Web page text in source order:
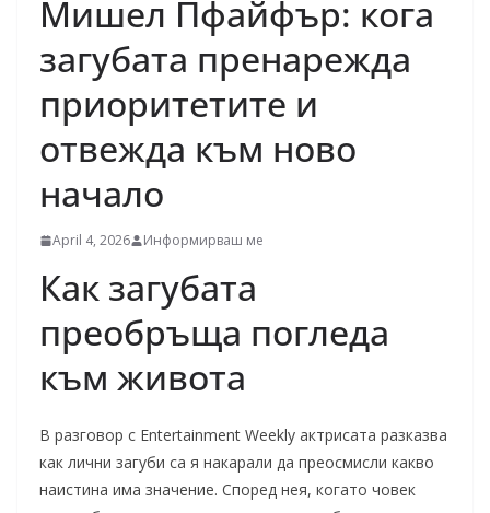
Мишел Пфайфър: кога
загубата пренарежда
приоритетите и
отвежда към ново
начало
April 4, 2026 Информирваш ме
Как загубата
преобръща погледа
към живота
В разговор с Entertainment Weekly актрисата разказва
как лични загуби са я накарали да преосмисли какво
наистина има значение. Според нея, когато човек